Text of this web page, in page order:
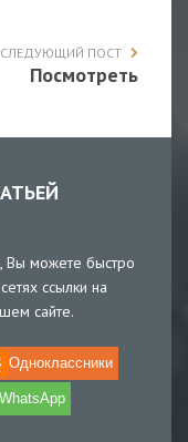
СЛЕДУЮЩИЙ ПОСТ
Посмотреть
Вы можете быстро
ссылки на
сайте.
Одноклассники
WhatsApp